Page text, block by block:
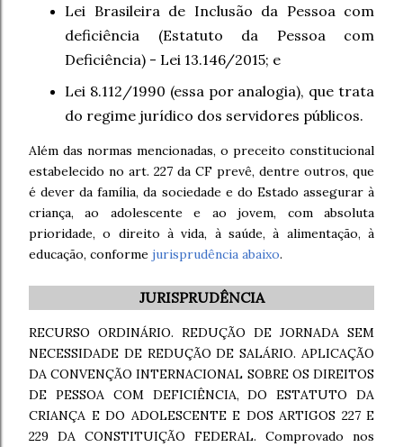
Lei Brasileira de Inclusão da Pessoa com
deficiência (Estatuto da Pessoa com
Deficiência) - Lei 13.146/2015; e
Lei 8.112/1990 (essa por analogia), que trata
do regime jurídico dos servidores públicos.
Além das normas mencionadas, o preceito constitucional
estabelecido no art. 227 da CF prevê, dentre outros, que
é dever da família, da sociedade e do Estado assegurar à
criança, ao adolescente e ao jovem, com absoluta
prioridade, o direito à vida, à saúde, à alimentação, à
educação, conforme jurisprudência abaixo.
JURISPRUDÊNCIA
RECURSO ORDINÁRIO. REDUÇÃO DE JORNADA SEM
NECESSIDADE DE REDUÇÃO DE SALÁRIO. APLICAÇÃO
DA CONVENÇÃO INTERNACIONAL SOBRE OS DIREITOS
DE PESSOA COM DEFICIÊNCIA, DO ESTATUTO DA
CRIANÇA E DO ADOLESCENTE E DOS ARTIGOS 227 E
229 DA CONSTITUIÇÃO FEDERAL. Comprovado nos